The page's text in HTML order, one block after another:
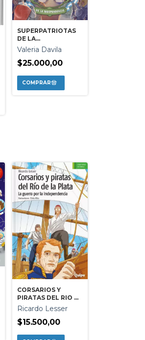
SUPERPATRIOTAS
DE LA
INDEPENDENCIA
Valeria Davila
$25.000,00
CORSARIOS Y
PIRATAS DEL RIO DE
LA PLATA
Ricardo Lesser
$15.500,00